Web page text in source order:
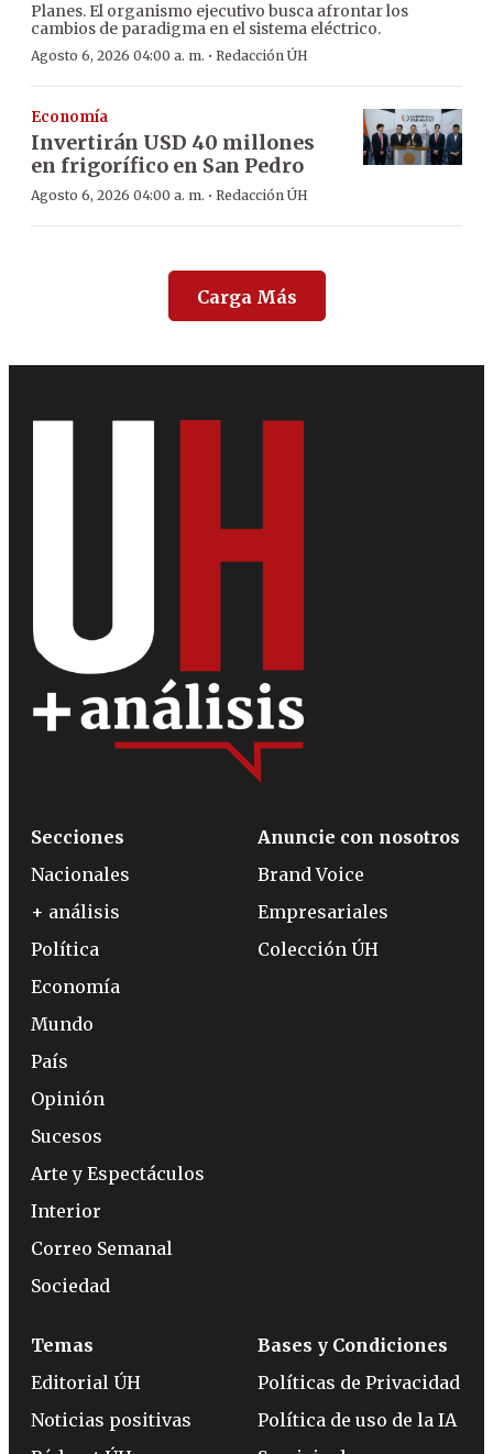
Planes. El organismo ejecutivo busca afrontar los
cambios de paradigma en el sistema eléctrico.
Agosto 6, 2026 04:00 a. m. · Redacción ÚH
Economía
Invertirán USD 40 millones
en frigorífico en San Pedro
Agosto 6, 2026 04:00 a. m. · Redacción ÚH
Carga Más
Secciones
Nacionales
+ análisis
Política
Economía
Mundo
País
Opinión
Sucesos
Arte y Espectáculos
Interior
Correo Semanal
Sociedad
Anuncie con nosotros
Brand Voice
Empresariales
Colección ÚH
Temas
Editorial ÚH
Noticias positivas
Bases y Condiciones
Políticas de Privacidad
Política de uso de la IA